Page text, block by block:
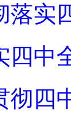
落实
四中
彻四